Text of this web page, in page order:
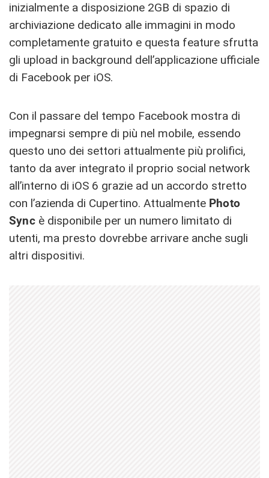
inizialmente a disposizione 2GB di spazio di
archiviazione dedicato alle immagini in modo
completamente gratuito e questa feature sfrutta
gli upload in background dell’applicazione ufficiale
di Facebook per iOS.
Con il passare del tempo Facebook mostra di
impegnarsi sempre di più nel mobile, essendo
questo uno dei settori attualmente più prolifici,
tanto da aver integrato il proprio social network
all’interno di iOS 6 grazie ad un accordo stretto
con l’azienda di Cupertino. Attualmente Photo
Syncè disponibile per un numero limitato di
utenti, ma presto dovrebbe arrivare anche sugli
altri dispositivi.